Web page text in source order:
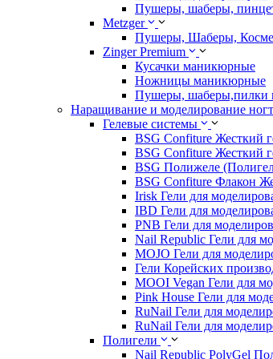
Пушеры, шаберы,
Metzger
Пушеры, Шаберы,
Zinger Premium
Кусачки маникюрные
Ножницы маникюрные
Пушеры, шаберы,пилки
Наращивание и моделирование
Гелевые системы
BSG Confiture Жесткий
BSG Confiture Жесткий
BSG Полижеле
BSG Confiture Флакон
Irisk Гели для
IBD Гели для
PNB Гели для
Nail Republic Гели для
MOJO Гели для
Гели Корейских
MOOI Vegan Гели для
Pink House Гели для
RuNail Гели для
RuNail Гели для
Полигели
Nail Republic PolyGel